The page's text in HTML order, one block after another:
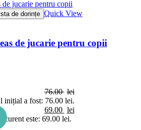
de dorințe Quick View
de jucarie pentru copii
76.00 lei
inițial a fost: 76.00 lei.
69.00 lei
curent este: 69.00 lei.